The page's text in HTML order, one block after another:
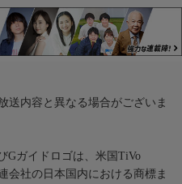
送内容と異なる場合がございま
Gガイドロゴは、米国TiVo
会社の日本国内における商標ま